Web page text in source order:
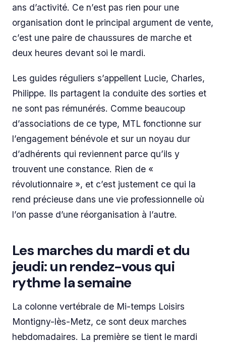
ans d’activité. Ce n’est pas rien pour une
organisation dont le principal argument de vente,
c’est une paire de chaussures de marche et
deux heures devant soi le mardi.
Les guides réguliers s’appellent Lucie, Charles,
Philippe. Ils partagent la conduite des sorties et
ne sont pas rémunérés. Comme beaucoup
d’associations de ce type, MTL fonctionne sur
l’engagement bénévole et sur un noyau dur
d’adhérents qui reviennent parce qu’ils y
trouvent une constance. Rien de «
révolutionnaire », et c’est justement ce qui la
rend précieuse dans une vie professionnelle où
l’on passe d’une réorganisation à l’autre.
Les marches du mardi et du
jeudi: un rendez-vous qui
rythme la semaine
La colonne vertébrale de Mi-temps Loisirs
Montigny-lès-Metz, ce sont deux marches
hebdomadaires. La première se tient le mardi